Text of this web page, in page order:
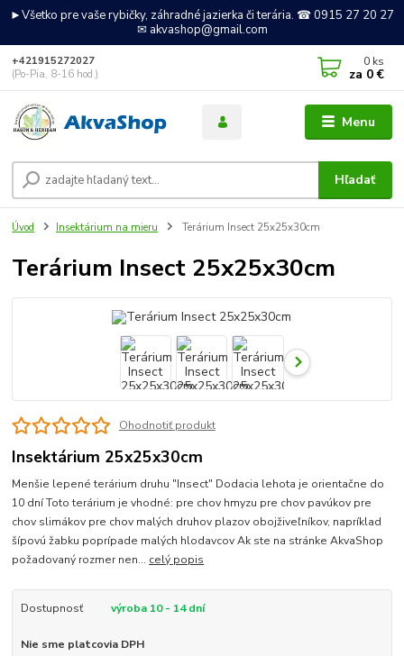
►Všetko pre vaše rybičky, záhradné jazierka či terária. ☎ 0915 27 20 27
✉ akvashop@gmail.com
Menu
Hľadať
+421915272027
(Po-Pia, 8-16 hod.)
0 ks
za 0 €
Úvod Insektárium na mieru Terárium Insect 25x25x30cm
Terárium Insect 25x25x30cm
Ohodnotiť produkt
Insektárium 25x25x30cm
Menšie lepené terárium druhu "Insect" Dodacia lehota je orientačne do
10 dní Toto terárium je vhodné: pre chov hmyzu pre chov pavúkov pre
chov slimákov pre chov malých druhov plazov obojživeľníkov, napríklad
šípovú žabku poprípade malých hlodavcov Ak ste na stránke AkvaShop
požadovaný rozmer nen... celý popis
Dostupnosť výroba 10 - 14 dní
Nie sme platcovia DPH